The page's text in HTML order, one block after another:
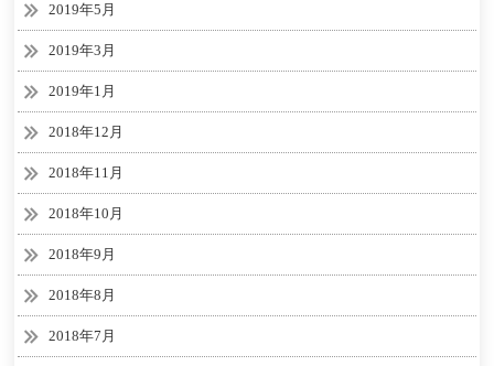
2019年5月
2019年3月
2019年1月
2018年12月
2018年11月
2018年10月
2018年9月
2018年8月
2018年7月